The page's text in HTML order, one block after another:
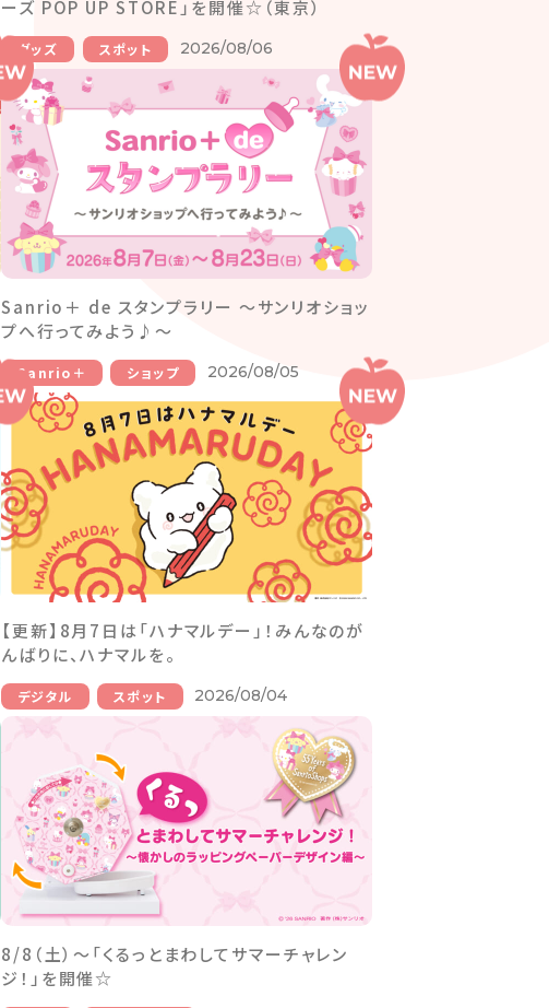
ーズ POP UP STORE」を開催☆（東京）
グッズ スポット 2026/08/06
Sanrio＋ de スタンプラリー ～サンリオショッ
プへ行ってみよう♪～
Sanrio＋ ショップ 2026/08/05
【更新】8月7日は「ハナマルデー」！みんなのが
んばりに、ハナマルを。
デジタル スポット 2026/08/04
8/8（土）～「くるっとまわしてサマーチャレン
ジ！」を開催☆